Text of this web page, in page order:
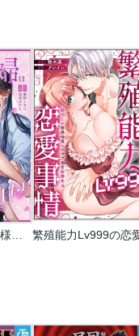
魅惑の毒婦は旦那様をオトしたい